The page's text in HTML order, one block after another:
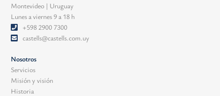
Montevideo | Uruguay
Lunes a viernes 9 a 18 h
+598 2900 7300
castells@castells.com.uy
Nosotros
Servicios
Misión y visión
Historia